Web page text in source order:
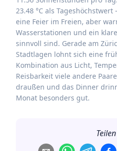
23.48 °C als
eine Feier im Freien, aber
Wasserstationen und ein
sinnvoll sind. Gerade am
Stadtlagen lohnt sich eine
Kombination aus Licht,
Reisbarkeit viele andere
draußen und das Dinner
Monat besonders gut.
Teilen